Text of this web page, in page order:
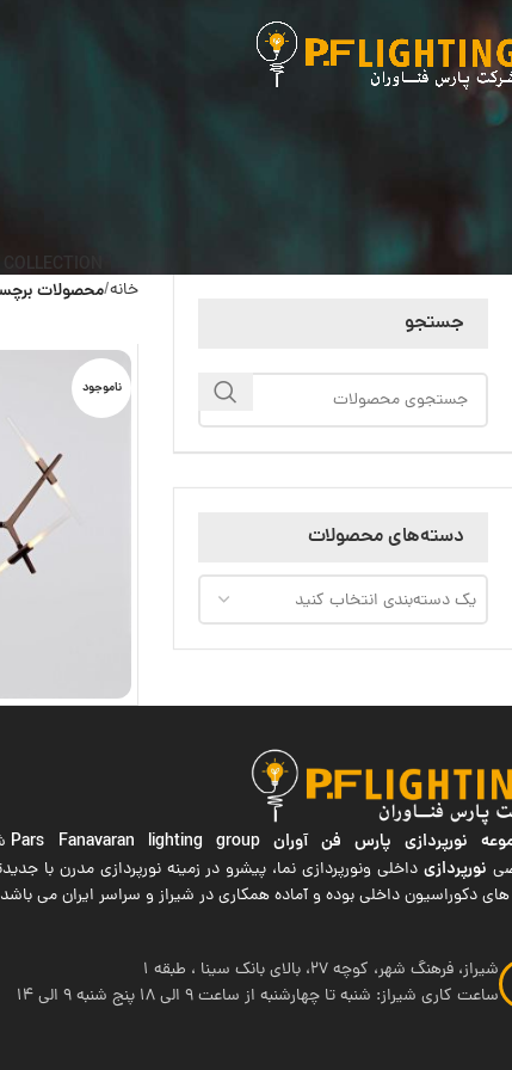
COLLECTION
جستجو
دسته‌های محصولات
یک دسته‌بندی انتخاب کنید
خانه محصولات
ناموجود
نورپردازی پارس فن آوران Pars Fanavaran lighting group
نورپردازیداخلی ونورپردازی نما، پیشرو در زمینه نورپردازی مدرن با
های دکوراسیون داخلی بوده و آماده همکاری در شیراز و سراسر ایران می
شیراز، فرهنگ شهر، کوچه 27، بالای بانک سینا ، طبقه 1
ساعت کاری شیراز: شنبه تا چهارشنبه از ساعت 9 الی 18 پنج شنبه 9 الی 14